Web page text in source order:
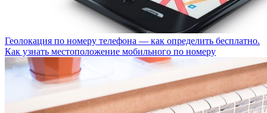
Геолокация по номеру телефона — как определить бесплатно.
Как узнать местоположение мобильного по номеру